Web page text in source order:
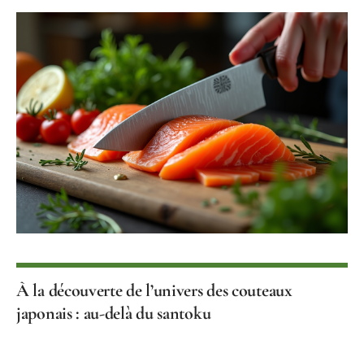
À la découverte de l’univers des couteaux
japonais : au-delà du santoku